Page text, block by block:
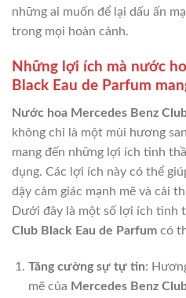
những ai muốn để lại dấu ấn
trong mọi hoàn cảnh.
Những lợi ích mà nước
Black Eau de Parfum
Nước hoa Mercedes Benz
không chỉ là một mùi hương
mang đến những lợi ích tinh
dụng. Các lợi ích này có thể
dậy cảm giác mạnh mẽ và cải
Dưới đây là một số lợi ích tinh
Club Black Eau de Parfum có
Tăng cường sự tự tin:
mẽ của Mercedes Benz